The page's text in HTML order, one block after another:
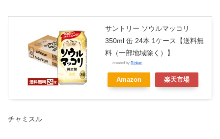
サントリー ソウルマッコリ
350ml 缶 24本 1ケース【送料無
料（一部地域除く）】
created by Rinker
Amazon 楽天市場
チャミスル